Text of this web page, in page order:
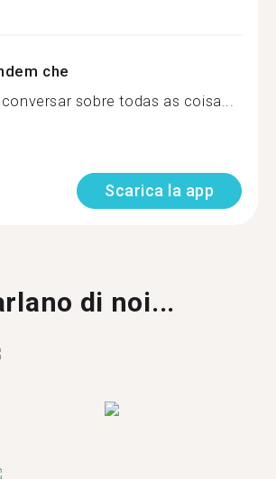
che
sobre todas as coisa...
Scarica la app
di noi...